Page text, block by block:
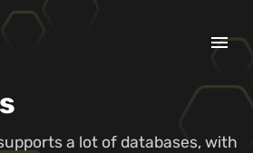
menu
a lot of databases, with